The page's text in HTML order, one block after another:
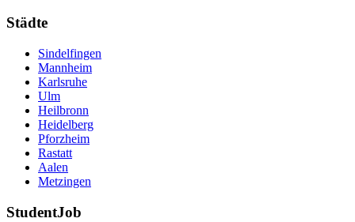
Städte
Sindelfingen
Mannheim
Karlsruhe
Ulm
Heilbronn
Heidelberg
Pforzheim
Rastatt
Aalen
Metzingen
StudentJob